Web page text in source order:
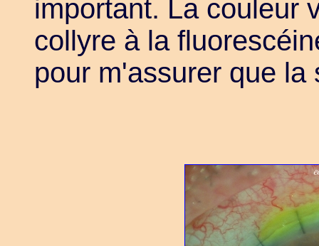
important. La couleur
collyre à la
pour m'assurer que